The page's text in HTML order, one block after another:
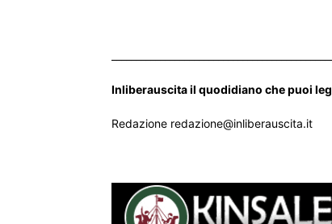
Inliberauscita il quodidiano che puoi
Redazione redazione@inliberauscita.it